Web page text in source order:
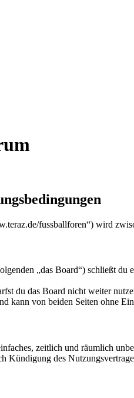
fussballforen“) wird
„das Board“) schließt
du das Board nicht weiter
kann von beiden Seiten ohne
zeitlich und räumlich
Kündigung des